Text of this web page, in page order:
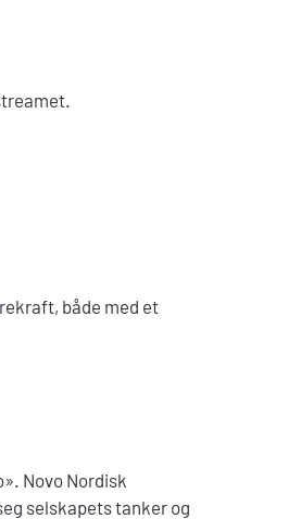
både med et
Novo Nordisk
selskapets tanker og